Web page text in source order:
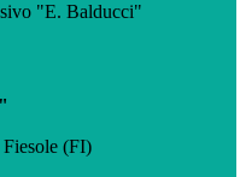
"E. Balducci"
(FI)